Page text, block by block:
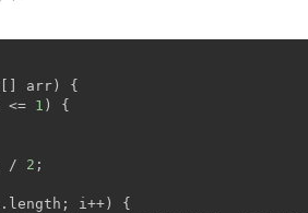
[] arr) {
1 ) {
/ 2 ;
i++) {